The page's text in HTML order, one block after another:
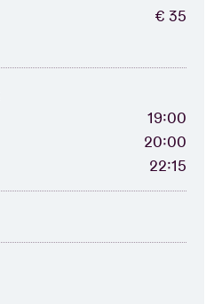
€ 35
19:00
20:00
22:15